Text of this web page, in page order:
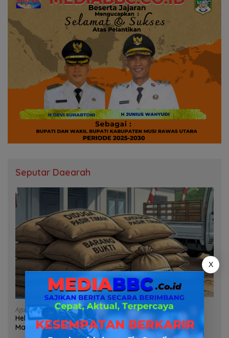
Seputar Daearah
Agustus 7, 2026
Heboh Tumpukan Karung Diduga Pasir Timah di Pos AL
Manggar, Danlanal Babel: Masih Kami Dalami
X